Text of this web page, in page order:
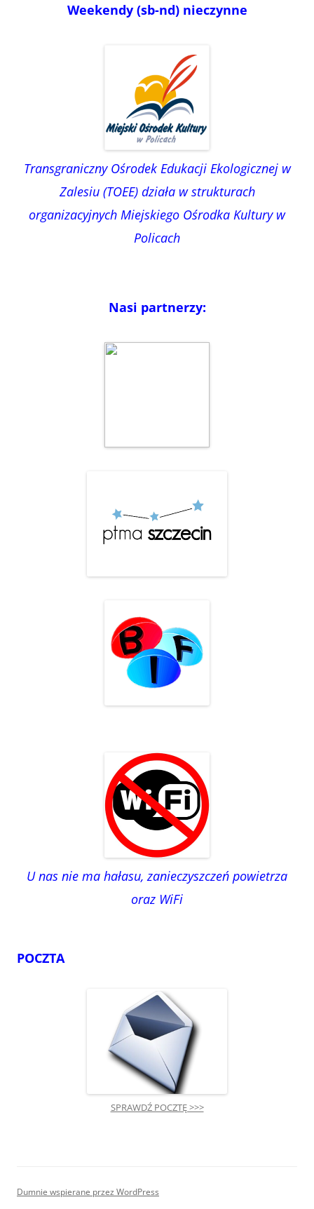
Weekendy (sb-nd) nieczynne
Transgraniczny Ośrodek Edukacji Ekologicznej w
Zalesiu (TOEE) działa w strukturach
organizacyjnych Miejskiego Ośrodka Kultury w
Policach
Nasi partnerzy:
U nas nie ma hałasu, zanieczyszczeń powietrza
oraz WiFi
POCZTA
SPRAWDŹ POCZTĘ >>>
Dumnie wspierane przez WordPress